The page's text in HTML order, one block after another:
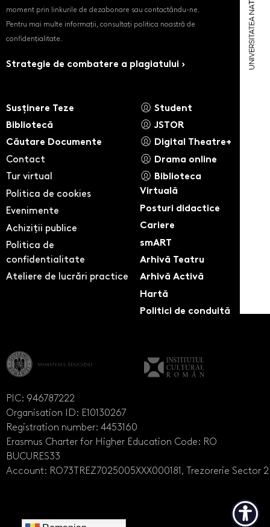
moment prin linkurile de dezabonare sau contactându-ne.
Pentru mai multe informații, consultați politica noastră de
confidențialitate.
Strategie de combatere a plagiatului ›
Susținere Teze
Bibliotecă
Căutare Documente
Contact
Tur virtual
Politica de cookies
Evenimente
Achiziții publice
Politica de
confidentialitate
Ateliere de lucrări practice
Student
JSTOR
Digital Theatre+
Drama online
Biblioteca
Virtuală
Posturi didactice
Cariere
smART
Arhivă Teatru
Arhivă Activă
Hartă
Politici de conduită
PIC: 946787222
Organisation ID: E10130267
Registration number: 4453160
Erasmus Charter for Higher Education Code: RO
BUCURES33
Account: RO73TREZ7025005XXX000181, Trezorerie Sector 2